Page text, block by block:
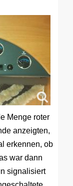
Menge roter
anzeigten,
erkennen, ob
war dann
signalisiert